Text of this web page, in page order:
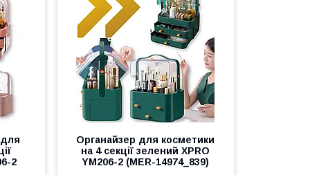
2
Органайзер для косметики
на 4 секції зелений XPRO
YM206-2 (MER-14974_839)